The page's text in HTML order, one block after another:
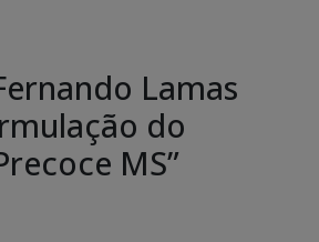
Lamas
do
MS”